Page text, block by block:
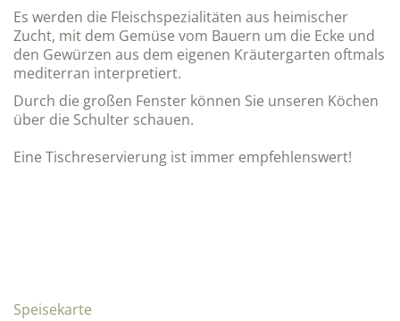
Es werden die Fleischspezialitäten aus heimischer
Zucht, mit dem Gemüse vom Bauern um die Ecke und
den Gewürzen aus dem eigenen Kräutergarten oftmals
mediterran interpretiert.
Durch die großen Fenster können Sie unseren Köchen
über die Schulter schauen.
Eine Tischreservierung ist immer empfehlenswert!
Speisekarte